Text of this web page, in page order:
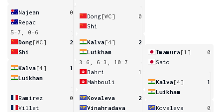
Najean
0
Repac
5-7, 0-6
Dong [WC]
2
Shi
Kalva[4]
1
Luikham
Ramirez
0
Villet
Dong[WC]
0
Shi
Kalva[4]
2
Luikham
3-6, 6-3, 10-7
Bahri
1
Mahbouli
Kovaleva
2
Vinahradava
Imamura [1]
0
Sato
Kalva[4]
1
Luikham
Kovaleva
0